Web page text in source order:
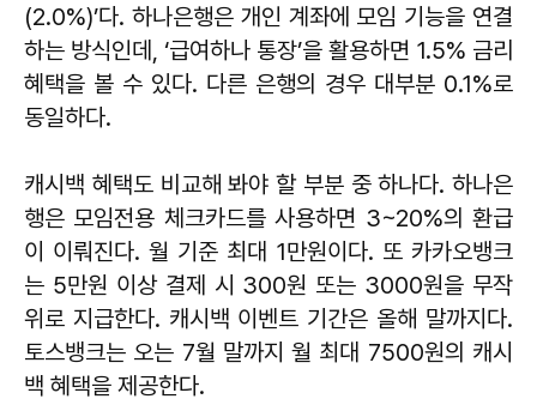
(2.0%)’다. 하나은행은 개인 계좌에 모임 기능을 연결
하는 방식인데, ‘급여하나 통장’을 활용하면 1.5% 금리
혜택을 볼 수 있다. 다른 은행의 경우 대부분 0.1%로
동일하다.
캐시백 혜택도 비교해 봐야 할 부분 중 하나다. 하나은
행은 모임전용 체크카드를 사용하면 3~20%의 환급
이 이뤄진다. 월 기준 최대 1만원이다. 또 카카오뱅크
는 5만원 이상 결제 시 300원 또는 3000원을 무작
위로 지급한다. 캐시백 이벤트 기간은 올해 말까지다.
토스뱅크는 오는 7월 말까지 월 최대 7500원의 캐시
백 혜택을 제공한다.